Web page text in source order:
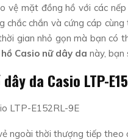
vệ mặt đồng hồ với các
chắc chắn và cứng cáp
gian nhỏ gọn mà bạn có
Casio nữ dây da này, bạn
da Casio LTP-
ngoài thời thượng tiếp theo